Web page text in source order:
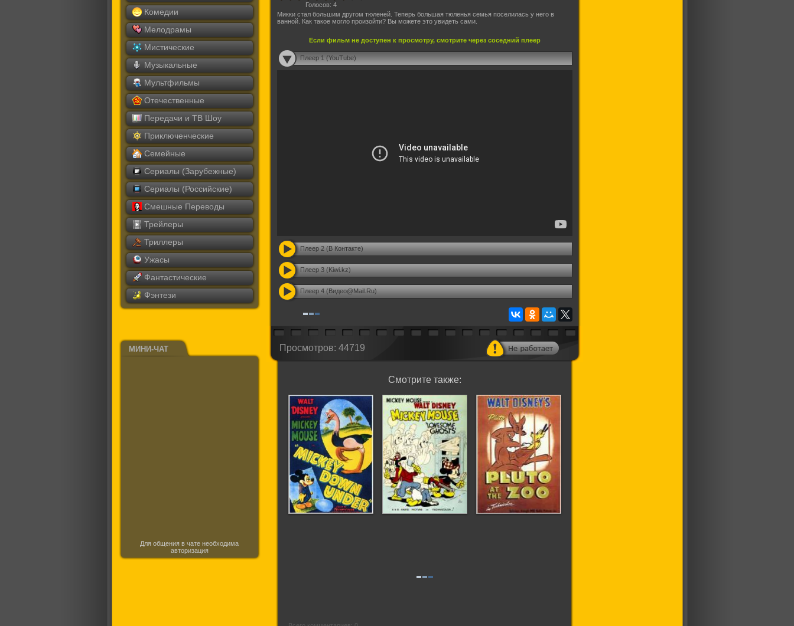
Комедии
Мелодрамы
Мистические
Музыкальные
Мультфильмы
Отечественные
Передачи и ТВ Шоу
Приключенческие
Семейные
Сериалы (Зарубежные)
Сериалы (Российские)
Смешные Переводы
Трейлеры
Триллеры
Ужасы
Фантастические
Фэнтези
МИНИ-ЧАТ
Для общения в чате необходима
авторизация
Голосов: 4
Микки стал большим другом тюленей. Теперь большая тюленья семья поселилась у него в
ванной. Как такое могло произойти? Вы можете это увидеть сами.
Если фильм не доступен к просмотру, смотрите через соседний плеер
Плеер 1 (YouTube)
Плеер 2 (В Контакте)
Плеер 3 (Kiwi.kz)
Плеер 4 (Видео@Mail.Ru)
Просмотров: 44719
Смотрите также: